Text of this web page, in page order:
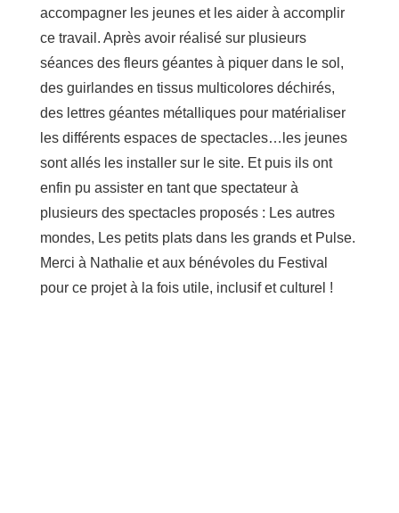
accompagner les jeunes et les aider à accomplir
ce travail. Après avoir réalisé sur plusieurs
séances des fleurs géantes à piquer dans le sol,
des guirlandes en tissus multicolores déchirés,
des lettres géantes métalliques pour matérialiser
les différents espaces de spectacles…les jeunes
sont allés les installer sur le site. Et puis ils ont
enfin pu assister en tant que spectateur à
plusieurs des spectacles proposés : Les autres
mondes, Les petits plats dans les grands et Pulse.
Merci à Nathalie et aux bénévoles du Festival
pour ce projet à la fois utile, inclusif et culturel !